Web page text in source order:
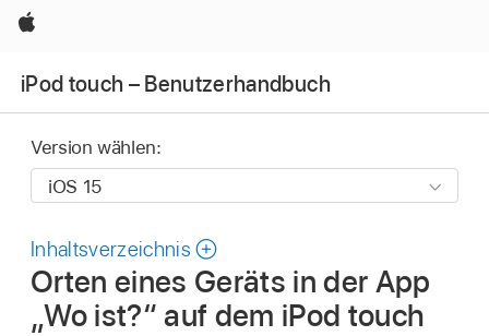
Apple
iPod touch – Benutzerhandbuch
Version wählen:
Inhaltsverzeichnis
Orten eines Geräts in der App
„Wo ist?“ auf dem iPod touch